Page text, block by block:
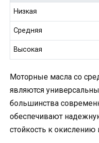
Низкая
Средняя
Высокая
Моторные масла со
являются
большинства
обеспечивают
стойкость к окислению